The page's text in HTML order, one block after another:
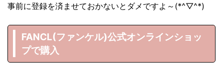
事前に登録を済ませておかないとダメですよ～(*^▽^*)
FANCL(ファンケル)公式オンラインショッ
プで購入